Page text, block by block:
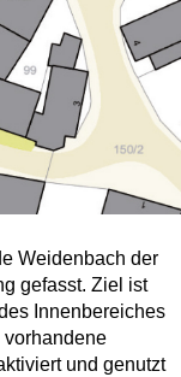
Weidenbach der
gefasst. Ziel ist
Innenbereiches
vorhandene
und genutzt